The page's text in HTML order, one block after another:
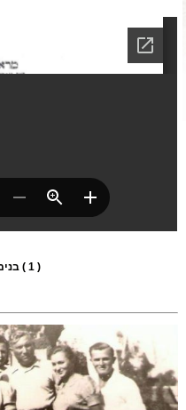
( 1 ) בנימין אברמוביץ'